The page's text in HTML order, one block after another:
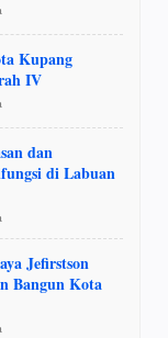
Kupang
IV
dan
di Labuan
Jefirstson
Bangun Kota